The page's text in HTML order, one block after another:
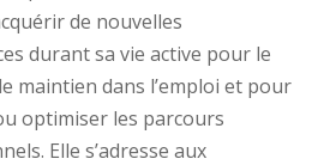
de nouvelles
durant sa vie active pour le
maintien dans l’emploi et pour
optimiser les parcours
Elle s’adresse aux